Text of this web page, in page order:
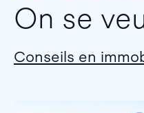
On se
Conseils en